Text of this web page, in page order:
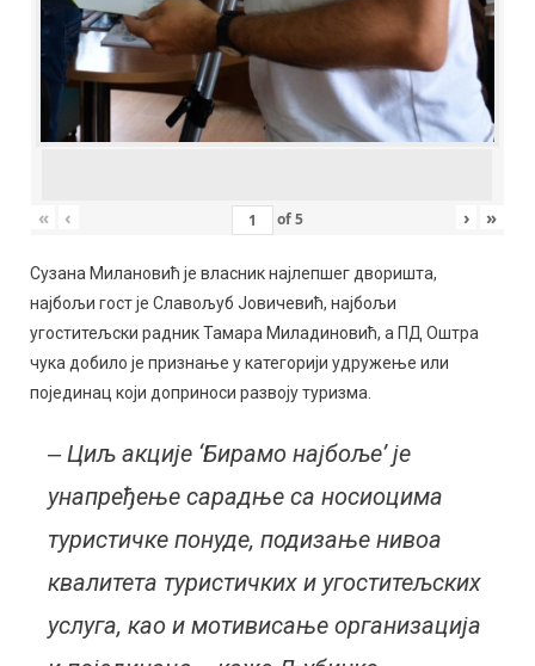
« ‹ of5 › »
Сузана Милановић је власник најлепшег дворишта,
најбољи гост је Славољуб Јовичевић, најбољи
угоститељски радник Тамара Миладиновић, а ПД Оштра
чука добило је признање у категорији удружење или
појединац који доприноси развоју туризма.
‒ Циљ акције ‘Бирамо најбоље’ је
унапређење сарадње са носиоцима
туристичке понуде, подизање нивоа
квалитета туристичких и угоститељских
услуга, као и мотивисање организација